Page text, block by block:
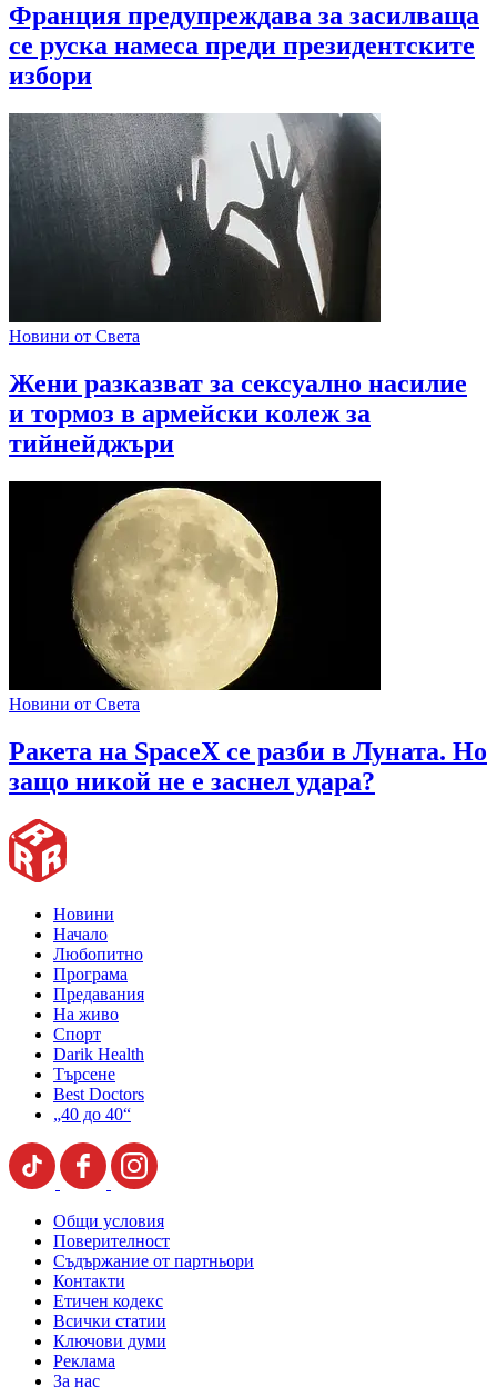
Франция предупреждава за засилваща
се руска намеса преди президентските
избори
Новини от Света
Жени разказват за сексуално насилие
и тормоз в армейски колеж за
тийнейджъри
Новини от Света
Ракета на SpaceX се разби в Луната. Но
защо никой не е заснел удара?
Новини
Начало
Любопитно
Програма
Предавания
На живо
Спорт
Darik Health
Търсене
Best Doctors
„40 до 40“
Общи условия
Поверителност
Съдържание от партньори
Контакти
Етичен кодекс
Всички статии
Ключови думи
Реклама
За нас